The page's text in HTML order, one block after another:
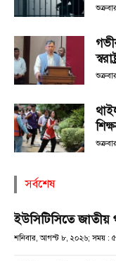
সর্বশেষ
ইউসিটিসিতে জাতীয়
শনিবার, আগস্ট ৮, ২০২৬; সময় :